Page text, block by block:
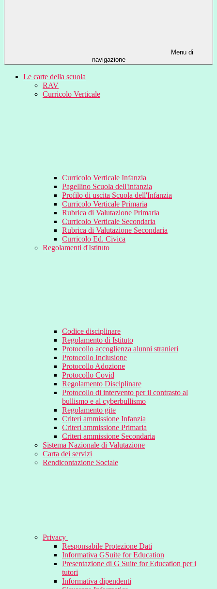
Menu di
navigazione
Le carte della scuola
RAV
Curricolo Verticale
Curricolo Verticale Infanzia
Pagellino Scuola dell'infanzia
Profilo di uscita Scuola dell'Infanzia
Curricolo Verticale Primaria
Rubrica di Valutazione Primaria
Curricolo Verticale Secondaria
Rubrica di Valutazione Secondaria
Curricolo Ed. Civica
Regolamenti d'Istituto
Codice disciplinare
Regolamento di Istituto
Protocollo accoglienza alunni stranieri
Protocollo Inclusione
Protocollo Adozione
Protocollo Covid
Regolamento Disciplinare
Protocollo di intervento per il contrasto al
bullismo e al cyberbullismo
Regolamento gite
Criteri ammissione Infanzia
Criteri ammissione Primaria
Criteri ammissione Secondaria
Sistema Nazionale di Valutazione
Carta dei servizi
Rendicontazione Sociale
Privacy
Responsabile Protezione Dati
Informativa GSuite for Education
Presentazione di G Suite for Education per i
tutori
Informativa dipendenti